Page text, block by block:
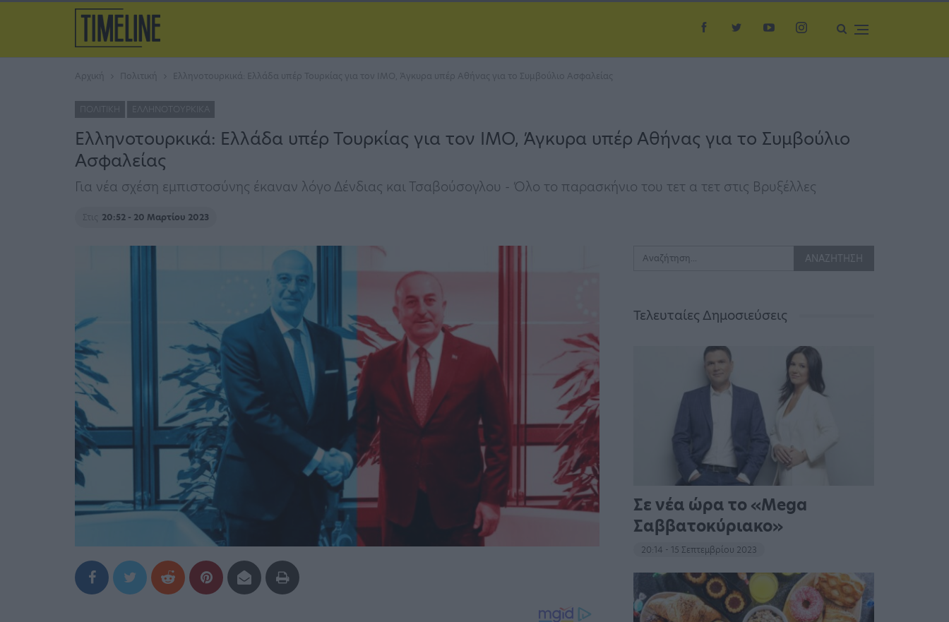
Αρχική Πολιτική Ελληνοτουρκικά: Ελλάδα υπέρ Τουρκίας για τον ΙΜΟ, Άγκυρα υπέρ Αθήνας για το Συμβούλιο Ασφαλείας
ΠΟΛΙΤΙΚΉ ΕΛΛΗΝΟΤΟΥΡΚΙΚΆ
Ελληνοτουρκικά: Ελλάδα υπέρ Τουρκίας για τον ΙΜΟ, Άγκυρα υπέρ Αθήνας για το Συμβούλιο
Ασφαλείας
Για νέα σχέση εμπιστοσύνης έκαναν λόγο Δένδιας και Τσαβούσογλου - Όλο το παρασκήνιο του τετ α τετ στις Βρυξέλλες
Στις 20:52 - 20 Μαρτίου 2023
Τελευταίες Δημοσιεύσεις
Σε νέα ώρα το «Mega
Σαββατοκύριακο»
20:14 - 15 Σεπτεμβρίου 2023